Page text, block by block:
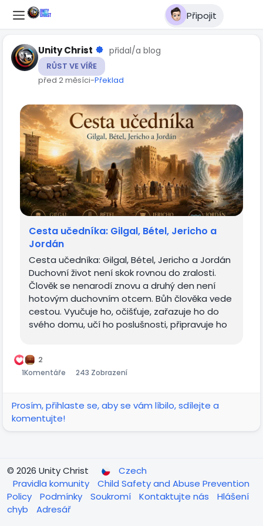
Připojit
Unity Christ přidal/a blog
RŮST VE VÍŘE
před 2 měsíci-Překlad
Cesta učedníka: Gilgal, Bétel, Jericho a
Jordán
Cesta učedníka: Gilgal, Bétel, Jericho a Jordán
Duchovní život není skok rovnou do zralosti.
Člověk se nenarodí znovu a druhý den není
hotovým duchovním otcem. Bůh člověka vede
cestou. Vyučuje ho, očišťuje, zařazuje ho do
svého domu, učí ho poslušnosti, připravuje ho
2
1Komentáře 243 Zobrazení
Prosím, přihlaste se, aby se vám líbilo, sdílejte a
komentujte!
© 2026 Unity Christ
Czech
Pravidla komunity
Child Safety and Abuse Prevention
Policy
Podmínky Soukromí Kontaktujte nás
Hlášení
chyb
Adresář